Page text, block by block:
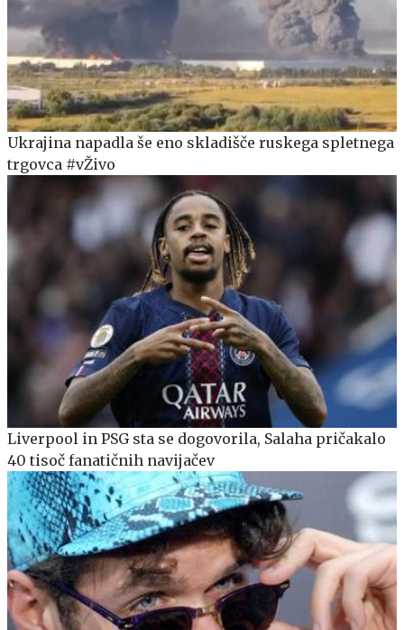
Ukrajina napadla še eno skladišče ruskega spletnega
trgovca #vŽivo
Liverpool in PSG sta se dogovorila, Salaha pričakalo
40 tisoč fanatičnih navijačev